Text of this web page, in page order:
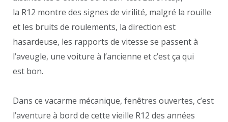
la R12 montre des signes de virilité, malgré la rouille
et les bruits de roulements, la direction est
hasardeuse, les rapports de vitesse se passent à
l’aveugle, une voiture à l’ancienne et c’est ça qui
est bon.
Dans ce vacarme mécanique, fenêtres ouvertes, c’est
l’aventure à bord de cette vieille R12 des années